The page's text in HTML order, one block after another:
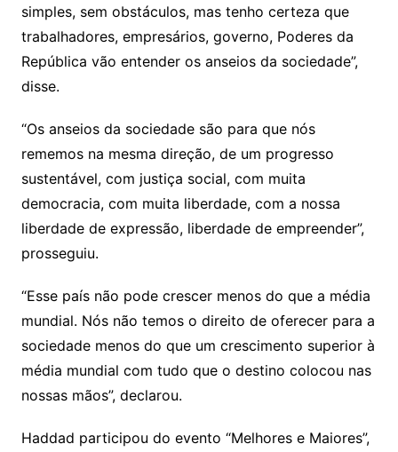
simples, sem obstáculos, mas tenho certeza que
trabalhadores, empresários, governo, Poderes da
República vão entender os anseios da sociedade”,
disse.
“Os anseios da sociedade são para que nós
rememos na mesma direção, de um progresso
sustentável, com justiça social, com muita
democracia, com muita liberdade, com a nossa
liberdade de expressão, liberdade de empreender”,
prosseguiu.
“Esse país não pode crescer menos do que a média
mundial. Nós não temos o direito de oferecer para a
sociedade menos do que um crescimento superior à
média mundial com tudo que o destino colocou nas
nossas mãos”, declarou.
Haddad participou do evento “Melhores e Maiores”,